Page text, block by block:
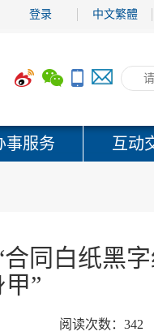
登录 中文繁體
事服务 互动
同白纸黑
”
阅读次数： 342